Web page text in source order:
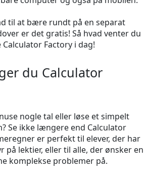
til at bære rundt på en separat
er det gratis! Så hvad venter du
Factory i dag!
du Calculator
nogle tal eller løse et simpelt
Se ikke længere end Calculator
er perfekt til elever, der har
på lektier, eller til alle, der ønsker en
komplekse problemer på.